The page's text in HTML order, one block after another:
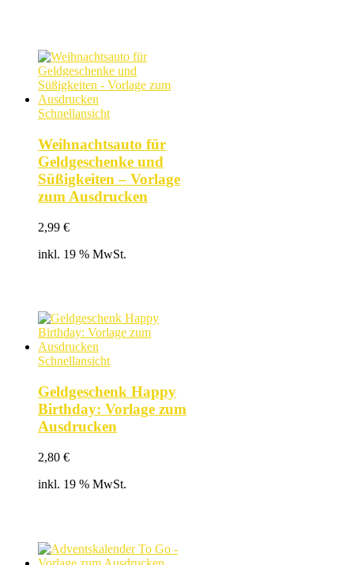
Schnellansicht
Weihnachtsauto für
Geldgeschenke und
Süßigkeiten – Vorlage
zum Ausdrucken
2,99 €
inkl. 19 % MwSt.
Schnellansicht
Geldgeschenk Happy
Birthday: Vorlage zum
Ausdrucken
2,80 €
inkl. 19 % MwSt.